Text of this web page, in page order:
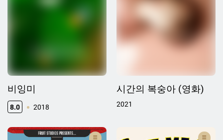
비잉미
8.0 2018
시간의 복숭아 (영화)
2021